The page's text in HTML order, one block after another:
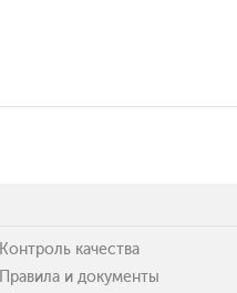
Контроль качества
Правила и документы